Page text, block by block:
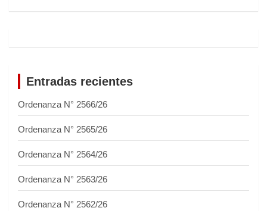
Entradas recientes
Ordenanza N° 2566/26
Ordenanza N° 2565/26
Ordenanza N° 2564/26
Ordenanza N° 2563/26
Ordenanza N° 2562/26